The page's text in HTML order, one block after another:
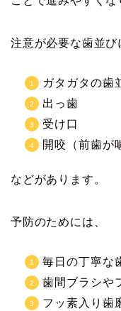
注意が必要な歯並び
ガタガタの歯
出っ歯
受け口
開咬（前歯が
などがあります。
予防のためには、
毎日の丁寧な
歯間ブラシや
フッ素入り歯